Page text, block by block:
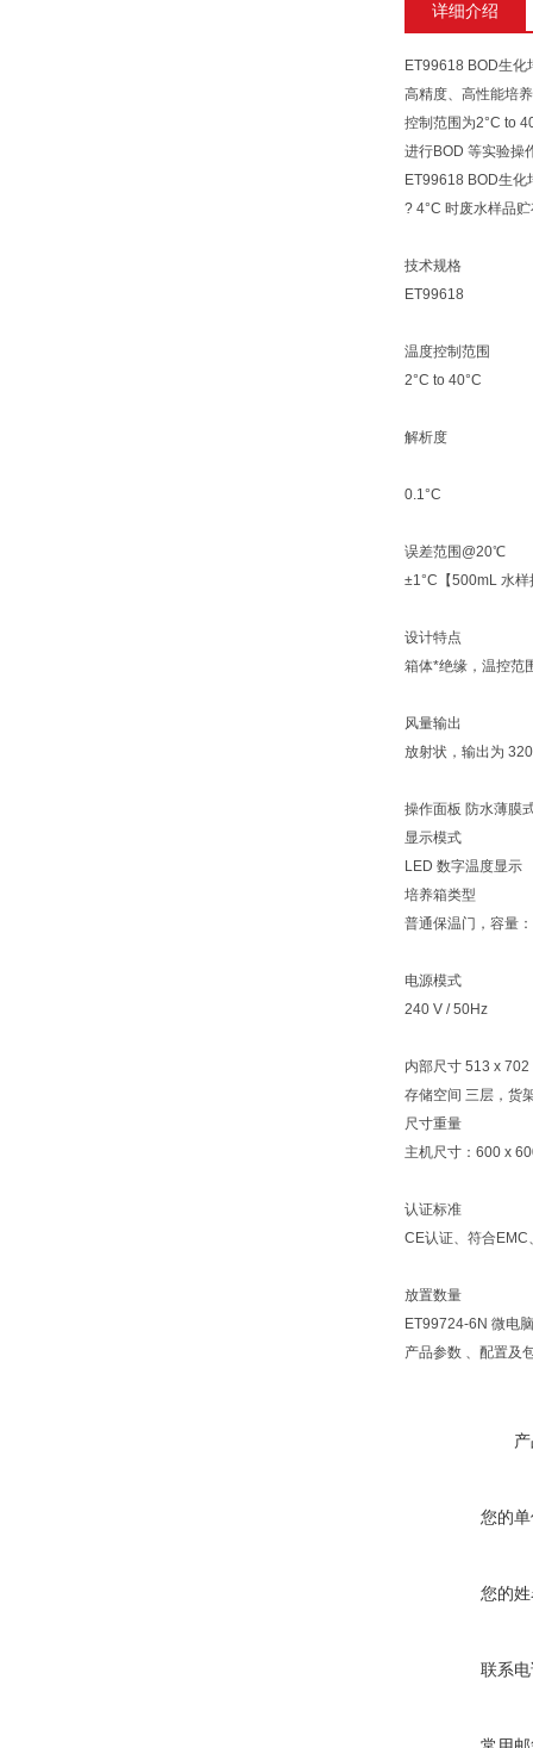
详细介绍
ET99618 BOD生化
高精度、高性能培
控制范围为2°C to
进行BOD 等实验操
ET99618 BOD生化
? 4°C 时废水样品
技术规格
ET99618
温度控制范围
2°C to 40°C
解析度
0.1°C
误差范围@20℃
±1°C【500mL 水
设计特点
箱体*绝缘，温控范
风量输出
放射状，输出为
操作面板 防水薄膜
显示模式
LED 数字温度显示
培养箱类型
普通保温门，容量
电源模式
240 V / 50Hz
内部尺寸 513 x
存储空间 三层，货
尺寸重量
主机尺寸：600 x
认证标准
CE认证、符合
放置数量
ET99724-6N 微电
产品参数 、配置及
您的
您的
联系